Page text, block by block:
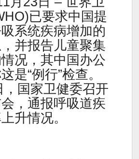
已要求中国提
系统疾病增加的
并报告儿童聚集
况，其中国办公
是“例行”检查。
，国家卫健委召开
，通报呼吸道疾
升情况。